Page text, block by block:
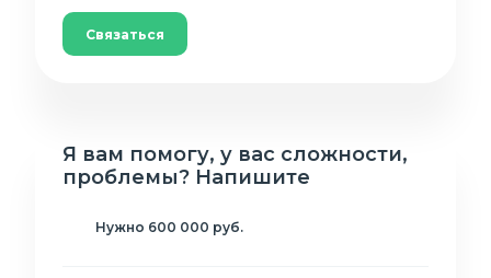
Связаться
Я вам помогу, у вас сложности,
проблемы? Напишите
Нужно 600 000 руб.